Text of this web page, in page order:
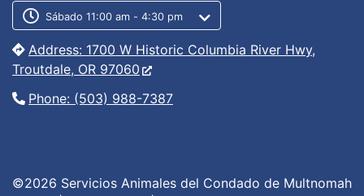
Customer service phone number
Customer service weekly hours
Sábado 11:00 am - 4:30 pm
Address: 1700 W Historic Columbia River Hwy,
Troutdale, OR 97060
Phone: (503) 988-7387
©2026 Servicios Animales del Condado de Multnomah